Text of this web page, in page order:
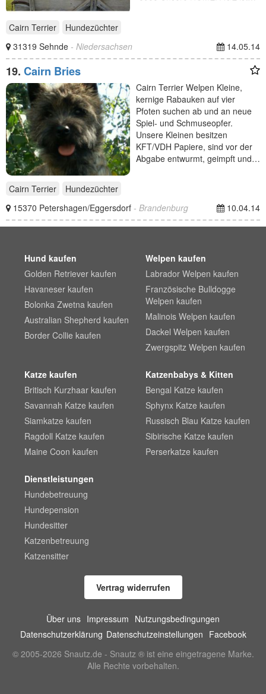
Cairn Terrier
Hundezüchter
31319 Sehnde - Niedersachsen 14.05.14
19. Cairn Bries
Cairn Terrier Welpen Kleine,
kernige Rabauken auf vier
Pfoten suchen ab und an neue
Spiel- und Schmuseopfer.
Unsere Kleinen besitzen
KFT/VDH Papiere, sind vor der
Abgabe entwurmt, geimpft und…
Cairn Terrier
Hundezüchter
15370 Petershagen/Eggersdorf - Brandenburg 10.04.14
Hund kaufen
Golden Retriever kaufen
Havaneser kaufen
Bolonka Zwetna kaufen
Australian Shepherd kaufen
Border Collie kaufen
Welpen kaufen
Labrador Welpen kaufen
Französische Bulldogge
Welpen kaufen
Malinois Welpen kaufen
Dackel Welpen kaufen
Zwergspitz Welpen kaufen
Katze kaufen
Britisch Kurzhaar kaufen
Savannah Katze kaufen
Siamkatze kaufen
Ragdoll Katze kaufen
Maine Coon kaufen
Katzenbabys & Kitten
Bengal Katze kaufen
Sphynx Katze kaufen
Russisch Blau Katze kaufen
Sibirische Katze kaufen
Perserkatze kaufen
Dienstleistungen
Hundebetreuung
Hundepension
Hundesitter
Katzenbetreuung
Katzensitter
Vertrag widerrufen
Über uns Impressum Nutzungsbedingungen
Datenschutzerklärung Datenschutzeinstellungen Facebook
© 2005-2026 Snautz.de - Snautz ® ist eine eingetragene Marke.
Alle Rechte vorbehalten.